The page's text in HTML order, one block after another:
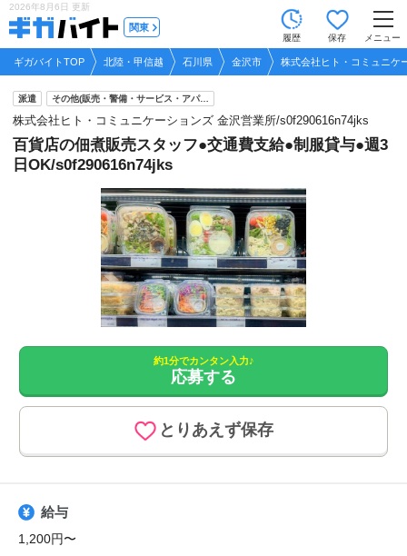
2026年8月6日 更新
関東
履歴 保存 メニュー
ギガバイトTOP 北陸・甲信越 石川県 金沢市 株式会社ヒト・コミュニケ
派遣 その他(販売・警備・サービス・アパ…
株式会社ヒト・コミュニケーションズ 金沢営業所/s0f290616n74jks
百貨店の佃煮販売スタッフ●交通費支給●制服貸与●週3
日OK/s0f290616n74jks
約1分でカンタン入力♪
応募する
とりあえず保存
給与
1,200円〜